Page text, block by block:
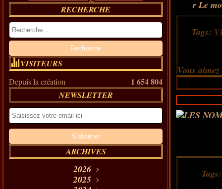
RECHERCHE
VISITEURS
Depuis la création 1 654 804
NEWSLETTER
ARCHIVES
2026
Août(11)
2025
r Le
Tags:
Vous aimez